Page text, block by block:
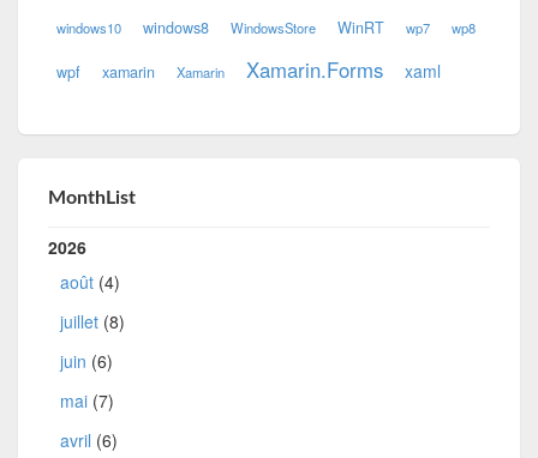
windows10 windows8 WindowsStore WinRT wp7 wp8
wpf xamarin Xamarin Xamarin.Forms xaml
MonthList
2026
août (4)
juillet (8)
juin (6)
mai (7)
avril (6)